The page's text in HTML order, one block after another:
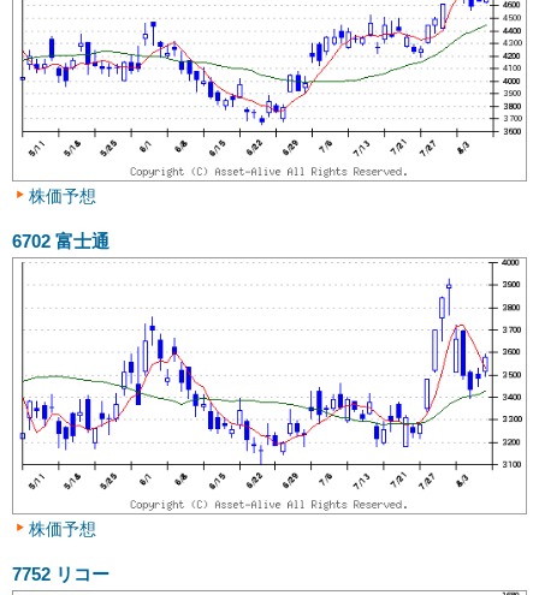
株価予想
6702 富士通
株価予想
7752 リコー